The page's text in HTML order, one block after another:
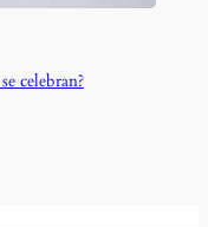
celebran?